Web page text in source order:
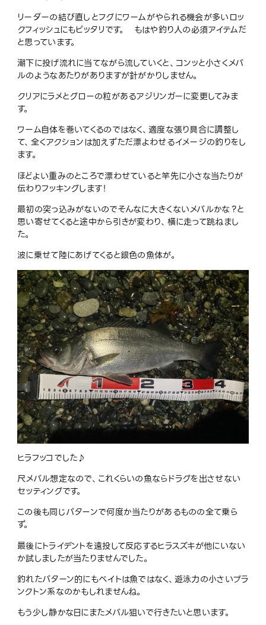
リーダーの結び直しとフグにワームがやられる機会が多いロッ
クフィッシュにもピッタリです。 もはや釣り人の必須アイテムだ
と思っています。
潮下に投げ流れに当てながら流していくと、コンッと小さくメバ
ルのようなあたりがありますが針がかりしません。
クリアにラメとグローの粒があるアジリンガーに変更してみま
す。
ワーム自体を巻いてくるのではなく、適度な張り具合に調整し
て、全くアクションは加えずただ漂よわせるイメージの釣りをし
ます。
ほどよい重みのところで漂わせていると竿先に小さな当たりが
伝わりフッキングします！
最初の突っ込みがないのでそんなに大きくないメバルかな？と
思い寄せてくると途中から引きが変わり、横に走って跳ねまし
た。
波に乗せて陸にあげてくると銀色の魚体が。
ヒラフッコでした♪
尺メバル想定なので、これくらいの魚ならドラグを出させない
セッティングです。
この後も同じパターンで何度か当たりがあるものの全て乗ら
ず。
最後にトライデントを遠投して反応するヒラスズキが他にいない
か試しましたが当たりませんでした。
釣れたパターン的にもベイトは魚ではなく、遊泳力の小さいプラ
ンクトン系なのかもしれませんね。
もう少し静かな日にまたメバル狙いで行きたいと思います。